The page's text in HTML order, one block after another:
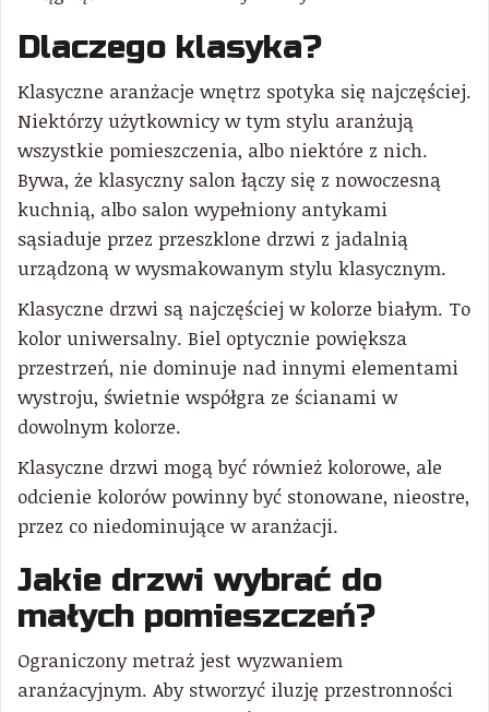
Dlaczego klasyka?
Klasyczne aranżacje wnętrz spotyka się najczęściej.
Niektórzy użytkownicy w tym stylu aranżują
wszystkie pomieszczenia, albo niektóre z nich.
Bywa, że klasyczny salon łączy się z nowoczesną
kuchnią, albo salon wypełniony antykami
sąsiaduje przez przeszklone drzwi z jadalnią
urządzoną w wysmakowanym stylu klasycznym.
Klasyczne drzwi są najczęściej w kolorze białym. To
kolor uniwersalny. Biel optycznie powiększa
przestrzeń, nie dominuje nad innymi elementami
wystroju, świetnie współgra ze ścianami w
dowolnym kolorze.
Klasyczne drzwi mogą być również kolorowe, ale
odcienie kolorów powinny być stonowane, nieostre,
przez co niedominujące w aranżacji.
Jakie drzwi wybrać do
małych pomieszczeń?
Ograniczony metraż jest wyzwaniem
aranżacyjnym. Aby stworzyć iluzję przestronności